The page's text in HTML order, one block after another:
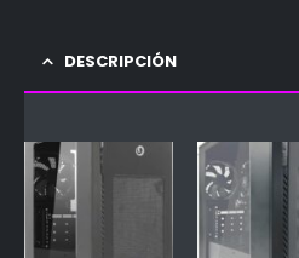
DESCRIPCIÓN